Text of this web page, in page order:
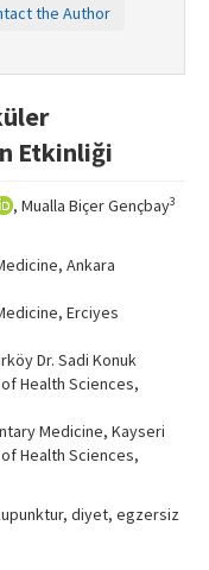
the Author
Etkinliği
, Mualla Biçer Gençbay3
Ankara
Erciyes
Dr. Sadi Konuk
Health Sciences,
Medicine, Kayseri
Health Sciences,
diyet, egzersiz